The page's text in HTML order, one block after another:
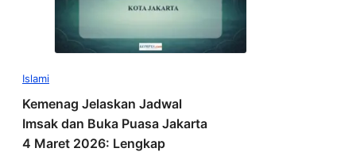
Islami
Kemenag Jelaskan Jadwal
Imsak dan Buka Puasa Jakarta
4 Maret 2026: Lengkap